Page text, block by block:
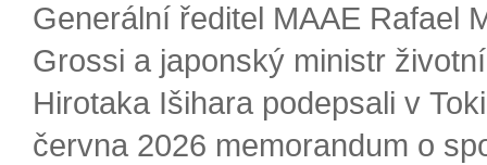
Generální ředitel MAAE Rafael
Grossi a japonský ministr
Hirotaka Išihara podepsali v
června 2026 memorandum o